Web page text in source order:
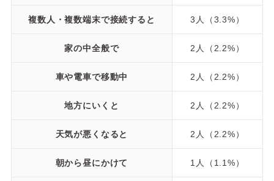
複数人・複数端末で接続すると 3人（3.3%）
家の中全般で 2人（2.2%）
車や電車で移動中 2人（2.2%）
地方にいくと 2人（2.2%）
天気が悪くなると 2人（2.2%）
朝から昼にかけて 1人（1.1%）